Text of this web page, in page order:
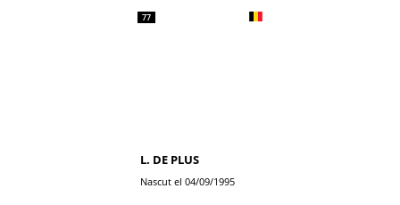
77
L. DE PLUS
Nascut el 04/09/1995